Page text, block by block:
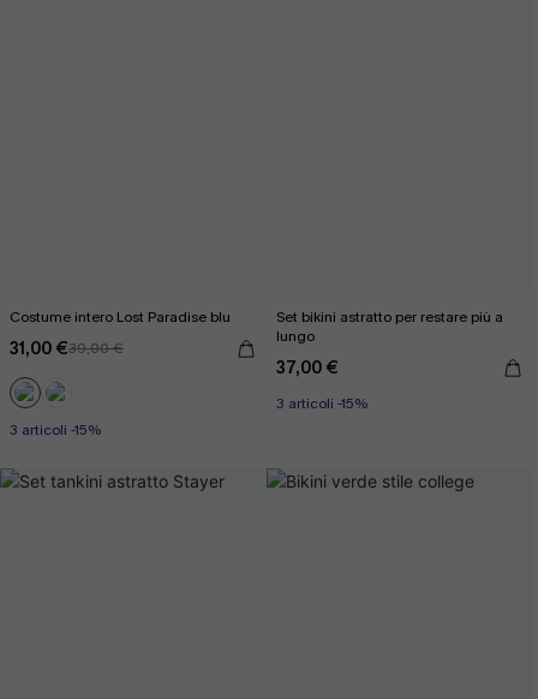
Costume intero Lost Paradise blu
31,00 €39,00 €
3 articoli -15%
Set bikini astratto per restare più a
lungo
37,00 €
3 articoli -15%